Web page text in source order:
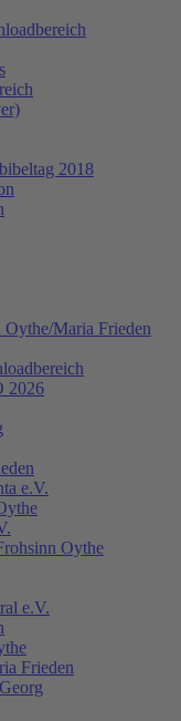
2018
Oythe/Maria Frieden
2026
e.V.
Oythe
e.V.
Frieden